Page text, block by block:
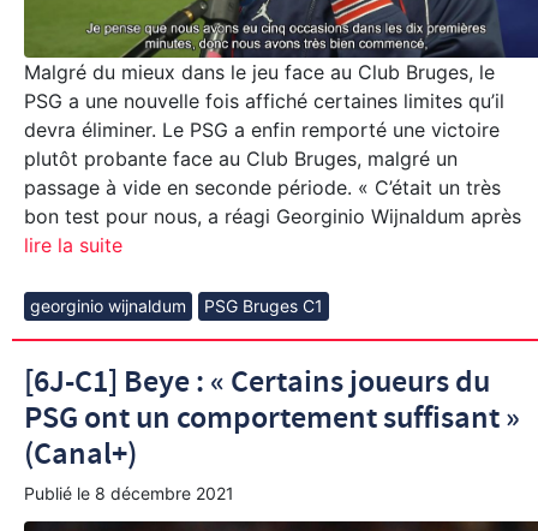
Malgré du mieux dans le jeu face au Club Bruges, le
PSG a une nouvelle fois affiché certaines limites qu’il
devra éliminer. Le PSG a enfin remporté une victoire
plutôt probante face au Club Bruges, malgré un
passage à vide en seconde période. « C’était un très
bon test pour nous, a réagi Georginio Wijnaldum après
lire la suite
georginio wijnaldum PSG Bruges C1
[6J-C1] Beye : « Certains joueurs du
PSG ont un comportement suffisant »
(Canal+)
Publié le 8 décembre 2021